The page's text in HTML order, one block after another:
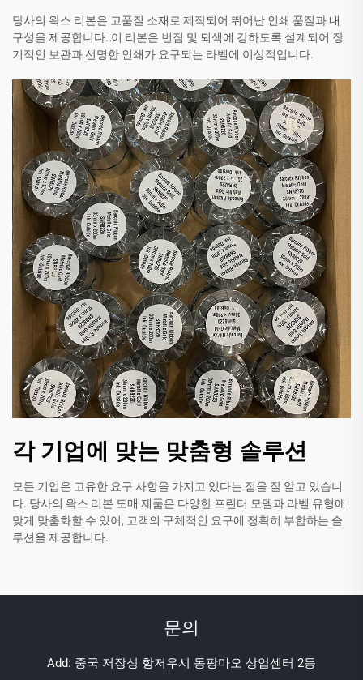
당사의 왁스 리본은 고품질 소재로 제작되어 뛰어난 인쇄 품질과 내
구성을 제공합니다. 이 리본은 번짐 및 퇴색에 강하도록 설계되어 장
기적인 보관과 선명한 인쇄가 요구되는 라벨에 이상적입니다.
각 기업에 맞는 맞춤형 솔루션
모든 기업은 고유한 요구 사항을 가지고 있다는 점을 잘 알고 있습니
다. 당사의 왁스 리본 도매 제품은 다양한 프린터 모델과 라벨 유형에
맞게 맞춤화할 수 있어, 고객의 구체적인 요구에 정확히 부합하는 솔
루션을 제공합니다.
문의
Add: 중국 저장성 항저우시 동팡마오 상업센터 2동